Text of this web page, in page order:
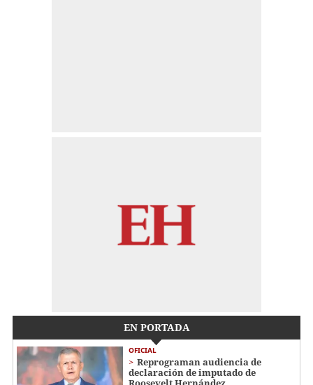
EN PORTADA
OFICIAL
Reprograman audiencia de
declaración de imputado de